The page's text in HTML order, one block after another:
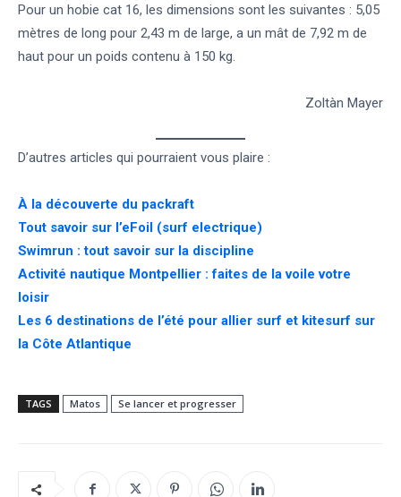
Pour un hobie cat 16, les dimensions sont les suivantes : 5,05
mètres de long pour 2,43 m de large, a un mât de 7,92 m de
haut pour un poids contenu à 150 kg.
Zoltàn Mayer
D’autres articles qui pourraient vous plaire :
À la découverte du packraft
Tout savoir sur l’eFoil (surf electrique)
Swimrun : tout savoir sur la discipline
Activité nautique Montpellier : faites de la voile votre
loisir
Les 6 destinations de l’été pour allier surf et kitesurf sur
la Côte Atlantique
TAGS Matos Se lancer et progresser